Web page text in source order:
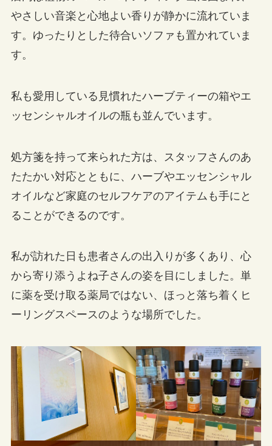
やさしい音楽と心地よい香りが静かに流れていま
す。ゆったりとした待合いソファも置かれていま
す。
私も愛用している見慣れたハーブティーの箱やエ
ッセンシャルオイルの瓶も並んでいます。
処方箋を持って来られた方は、スタッフさんのあ
たたかい対応とともに、ハーブやエッセンシャル
オイルなど家庭のセルフケアのアイテムも手にと
ることができるのです。
私が訪れた日も患者さんの出入りが多くあり、心
から寄り添うよね子さんの姿を目にしました。単
に薬を受け取る薬局ではない、ほっと落ち着くヒ
ーリングスペースのような場所でした。